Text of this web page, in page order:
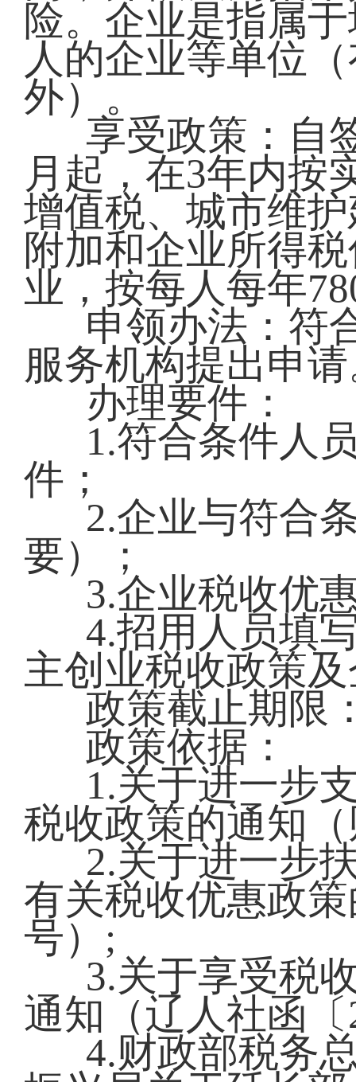
险。企业是指属
人的企业等单位
外）。
享受政策：自
月起，在3年内按
增值税、城市维
附加和企业所得
业，按每人每年
申领办法：符
服务机构提出申
办理要件：
1.符合条件人
件；
2.企业与符合
要）；
3.企业税收优
4.招用人员填
主创业税收政策
政策截止期限
政策依据：
1.关于进一步
税收政策的通知
2.关于进一步
有关税收优惠政
号）;
3.关于享受税
通知（辽人社函
4.财政部税务